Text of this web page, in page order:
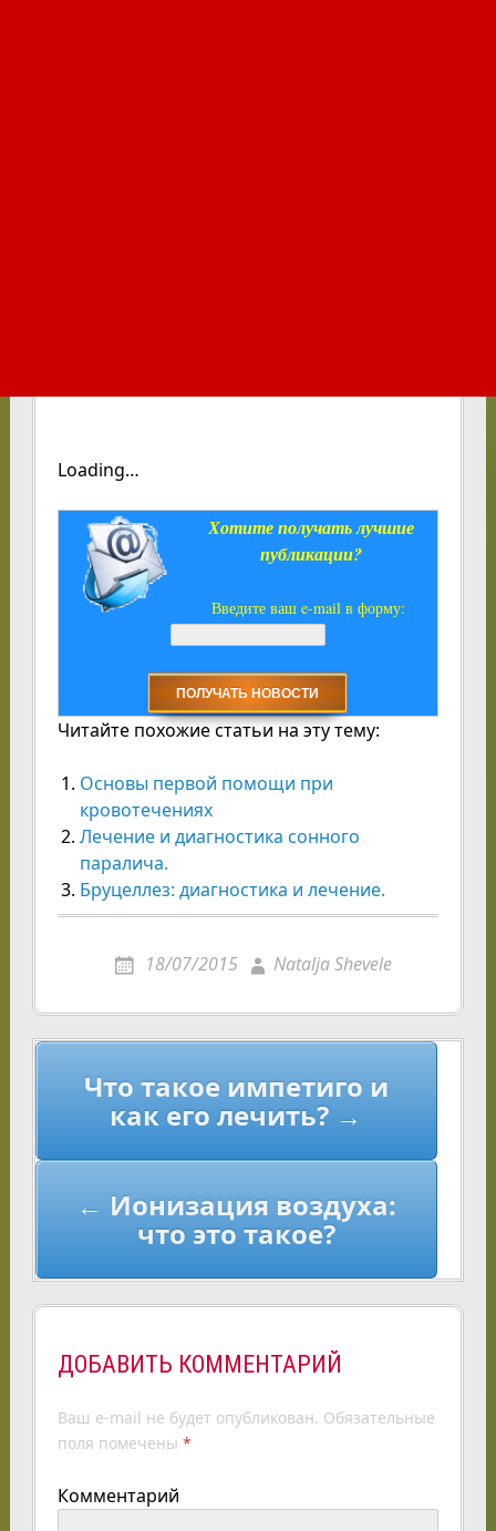
Loading…
Хотите получать лучшие
публикации?
Введите ваш e-mail в форму:
Читайте похожие статьи на эту тему:
Основы первой помощи при
кровотечениях
Лечение и диагностика сонного
паралича.
Бруцеллез: диагностика и лечение.
18/07/2015 Natalja Shevele
Навигация
записям
Что такое импетиго и
как его лечить? →
← Ионизация воздуха:
что это такое?
ДОБАВИТЬ КОММЕНТАРИЙ
Ваш e-mail не будет опубликован. Обязательные
поля помечены *
Комментарий